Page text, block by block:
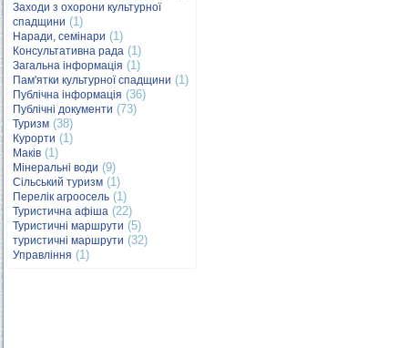
Заходи з охорони культурної
спадщини (1)
Наради, семінари (1)
Консультативна рада (1)
Загальна інформація (1)
Пам'ятки культурної спадщини (1)
Публічна інформація (36)
Публічні документи (73)
Туризм (38)
Курорти (1)
Маків (1)
Мінеральні води (9)
Сільський туризм (1)
Перелік агроосель (1)
Туристична афіша (22)
Туристичні маршрути (5)
туристичні маршрути (32)
Управління (1)